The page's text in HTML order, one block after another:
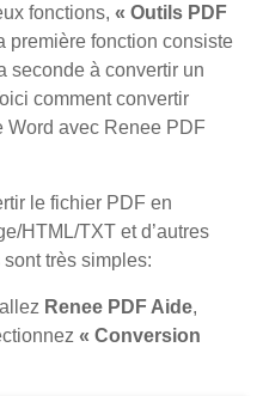
fonctions, « Outils PDF
première fonction consiste
seconde à convertir un
comment convertir
Word avec Renee PDF
le fichier PDF en
HTML/TXT et d’autres
très simples:
Renee PDF Aide,
« Conversion